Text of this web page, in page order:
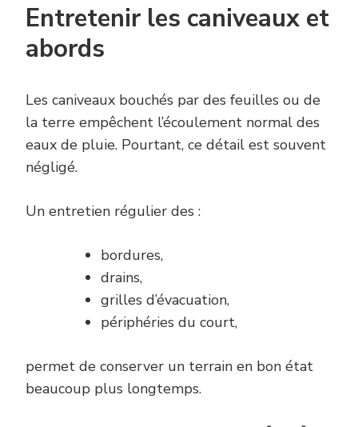
Entretenir les caniveaux et
abords
Les caniveaux bouchés par des feuilles ou de
la terre empêchent l’écoulement normal des
eaux de pluie. Pourtant, ce détail est souvent
négligé.
Un entretien régulier des :
bordures,
drains,
grilles d’évacuation,
périphéries du court,
permet de conserver un terrain en bon état
beaucoup plus longtemps.